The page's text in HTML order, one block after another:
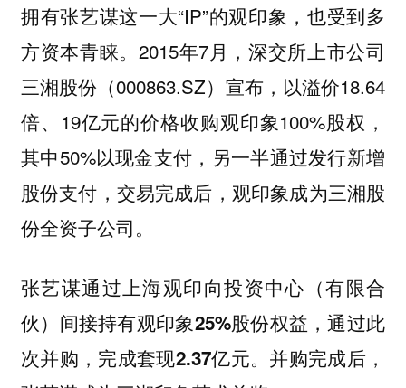
拥有张艺谋这一大“IP”的观印象，也受到多
方资本青睐。2015年7月，深交所上市公司
三湘股份（000863.SZ）宣布，以溢价18.64
倍、19亿元的价格收购观印象100%股权，
其中50%以现金支付，另一半通过发行新增
股份支付，交易完成后，观印象成为三湘股
份全资子公司。
张艺谋通过上海观印向投资中心（有限合
伙）间接持有观印象25%股份权益，通过此
次并购，完成套现2.37亿元。 并购完成后，